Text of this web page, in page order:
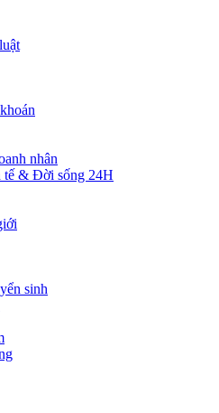
nhân
tế & Đời sống 24H
sinh